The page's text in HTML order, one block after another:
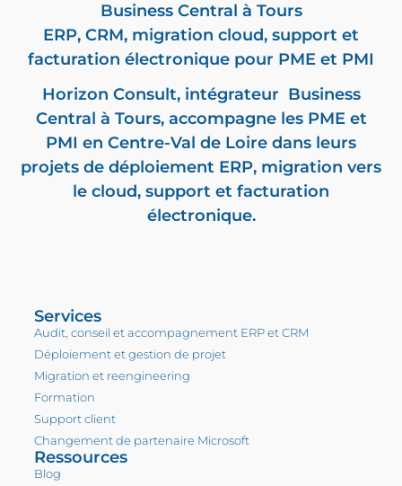
Business Central à Tours
ERP, CRM, migration cloud, support et
facturation électronique pour PME et PMI
Horizon Consult, intégrateur Business
Central à Tours, accompagne les PME et
PMI en Centre-Val de Loire dans leurs
projets de déploiement ERP, migration vers
le cloud, support et facturation
électronique.
Services
Audit, conseil et accompagnement ERP et CRM
Déploiement et gestion de projet
Migration et reengineering
Formation
Support client
Changement de partenaire Microsoft
Ressources
Blog